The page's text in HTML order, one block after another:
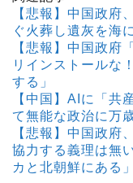
【悲報】中国政府
ぐ火葬し遺灰を海
【悲報】中国政府
リインストールな
する」
【中国】AIに「共
て無能な政治に万
【悲報】中国政府
協力する義理は無
カと北朝鮮にある」